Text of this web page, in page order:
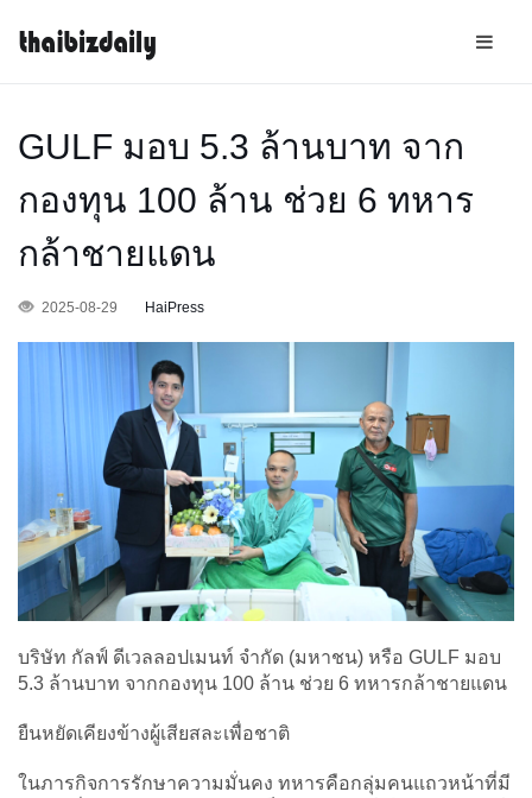
GULF มอบ 5.3 ล้านบาท จาก
กองทุน 100 ล้าน ช่วย 6 ทหาร
กล้าชายแดน
2025-08-29 HaiPress
บริษัท กัลฟ์ ดีเวลลอปเมนท์ จำกัด (มหาชน) หรือ GULF มอบ
5.3 ล้านบาท จากกองทุน 100 ล้าน ช่วย 6 ทหารกล้าชายแดน
ยืนหยัดเคียงข้างผู้เสียสละเพื่อชาติ
ในภารกิจการรักษาความมั่นคง ทหารคือกลุ่มคนแถวหน้าที่มี